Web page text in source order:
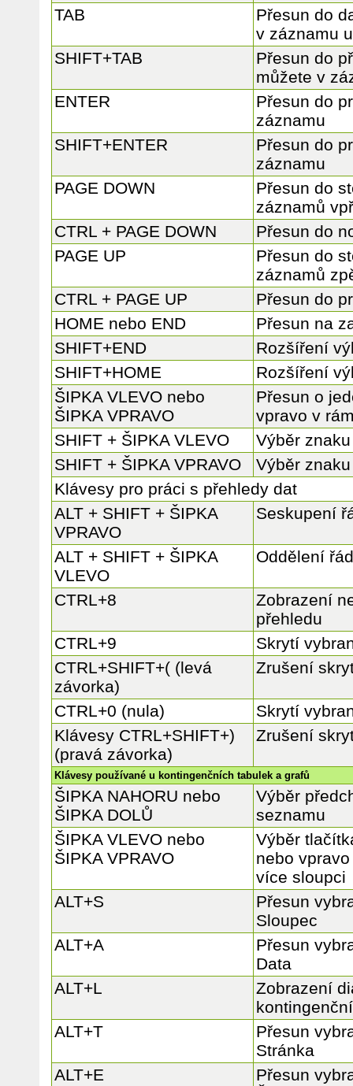
TAB
Přesun do
v záznamu
SHIFT+TAB
Přesun do
můžete v
ENTER
Přesun do
záznamu
SHIFT+ENTER
Přesun do
záznamu
PAGE DOWN
Přesun do
záznamů
CTRL + PAGE DOWN
Přesun do
PAGE UP
Přesun do
záznamů
CTRL + PAGE UP
Přesun do
HOME nebo END
Přesun na
SHIFT+END
Rozšíření
SHIFT+HOME
Rozšíření
ŠIPKA VLEVO nebo
ŠIPKA VPRAVO
Přesun o
vpravo v
SHIFT + ŠIPKA VLEVO
Výběr
SHIFT + ŠIPKA VPRAVO
Výběr
Klávesy pro práci s přehledy dat
ALT + SHIFT + ŠIPKA
VPRAVO
Seskupení
ALT + SHIFT + ŠIPKA
VLEVO
Oddělení
CTRL+8
Zobrazení
přehledu
CTRL+9
Skrytí
CTRL+SHIFT+( (levá
závorka)
Zrušení
CTRL+0 (nula)
Skrytí
Klávesy CTRL+SHIFT+)
(pravá závorka)
Zrušení
Klávesy používané u kontingenčních tabulek a grafů
ŠIPKA NAHORU nebo
ŠIPKA DOLŮ
Výběr
seznamu
ŠIPKA VLEVO nebo
ŠIPKA VPRAVO
Výběr
nebo
více sloupci
ALT+S
Přesun
Sloupec
ALT+A
Přesun
Data
ALT+L
Zobrazení
ALT+T
Přesun
Stránka
ALT+E
Přesun